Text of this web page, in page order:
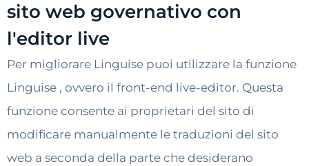
sito web governativo con
l'editor live
Per migliorare Linguise puoi utilizzare la funzione
Linguise , ovvero il front-end live-editor. Questa
funzione consente ai proprietari del sito di
modificare manualmente le traduzioni del sito
web a seconda della parte che desiderano